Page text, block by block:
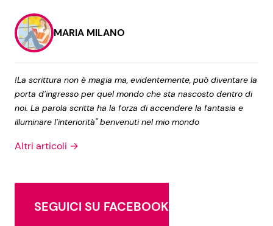
MARIA MILANO
!La scrittura non è magia ma, evidentemente, può diventare la
porta d’ingresso per quel mondo che sta nascosto dentro di
noi. La parola scritta ha la forza di accendere la fantasia e
illuminare l’interiorità" benvenuti nel mio mondo
Altri articoli →
SEGUICI SU FACEBOOK